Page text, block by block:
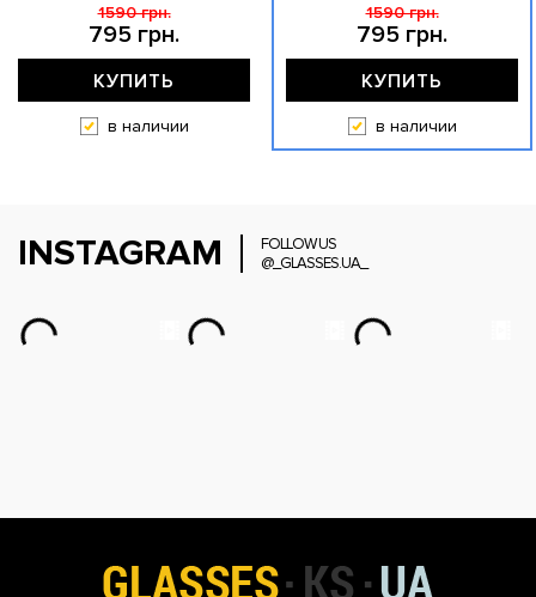
795 грн.
1590 грн.
КУПИТЬ
в наличии
795 грн.
1590 грн.
КУПИТЬ
в наличии
INSTAGRAM
FOLLOW US
@_GLASSES.UA_